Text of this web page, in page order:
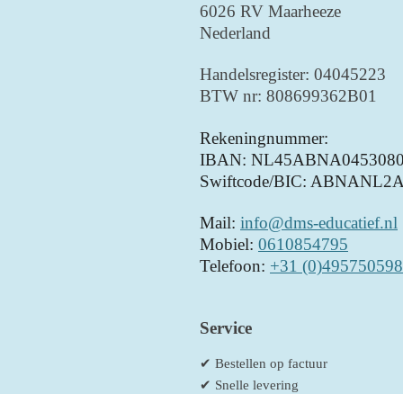
6026 RV Maarheeze
Nederland
Handelsregister: 04045223
BTW nr: 808699362B01
Rekeningnummer:
IBAN:
Swiftcode/BIC: ABNANL2A
Mail: info@dms-educatief.nl
Mobiel: 0610854795
Telefoon: +31 (0)495750598
Service
✔ Bestellen op factuur
✔ Snelle levering